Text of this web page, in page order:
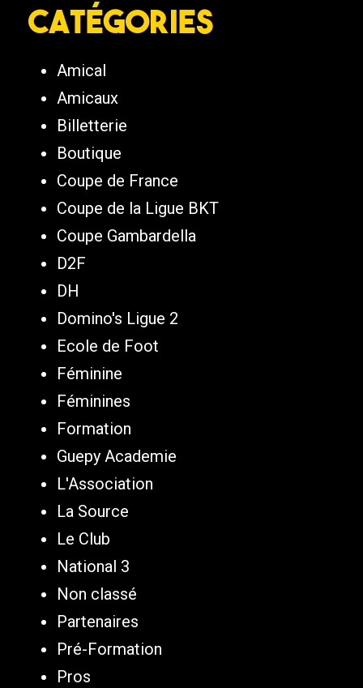
Catégories
Amical
Amicaux
Billetterie
Boutique
Coupe de France
Coupe de la Ligue BKT
Coupe Gambardella
D2F
DH
Domino's Ligue 2
Ecole de Foot
Féminine
Féminines
Formation
Guepy Academie
L'Association
La Source
Le Club
National 3
Non classé
Partenaires
Pré-Formation
Pros